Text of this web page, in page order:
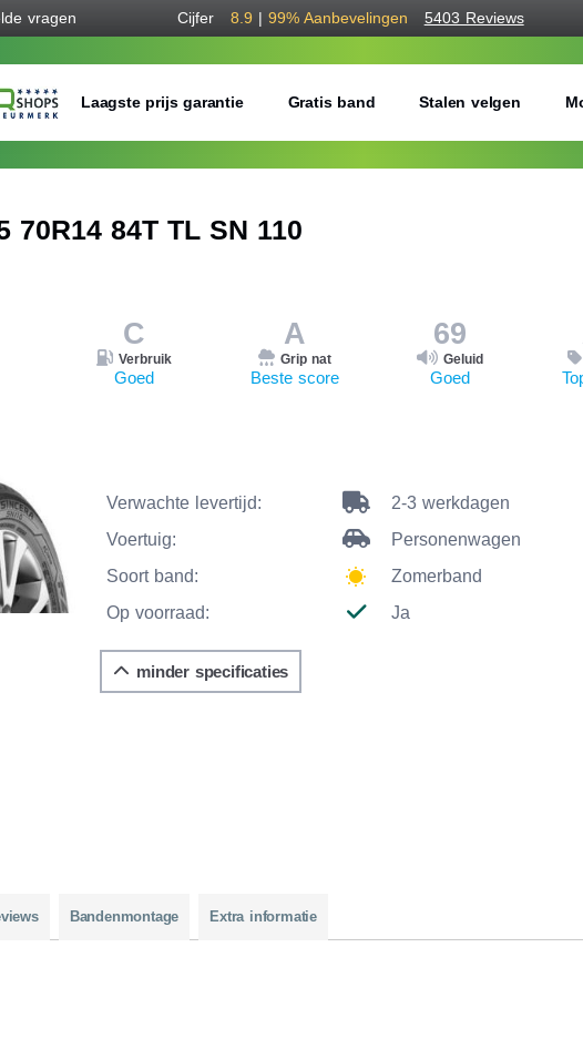
vragen Cijfer 8.9 | 99% Aanbevelingen 5403 Reviews
Laagste prijs garantie Gratis band Stalen velgen
70R14 84T TL SN 110
C
Verbruik
Goed
A
Grip nat
Beste score
69
Geluid
Goed
Verwachte levertijd:
2-3 werkdagen
Voertuig:
Personenwagen
Soort band:
Zomerband
Op voorraad:
Ja
minder specificaties
Bandenmontage Extra informatie